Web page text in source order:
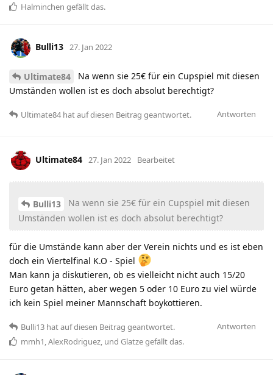
Halminchen gefällt das.
Bulli13 27. Jan 2022
Ultimate84
Na wenn sie 25€ für ein Cupspiel mit diesen
Umständen wollen ist es doch absolut berechtigt?
Antworten
Ultimate84 hatauf diesen Beitrag geantwortet.
Ultimate84 27. Jan 2022 Bearbeitet
Bulli13
Na wenn sie 25€ für ein Cupspiel mit diesen
Umständen wollen ist es doch absolut berechtigt?
für die Umstände kann aber der Verein nichts und es ist eben
doch ein Viertelfinal K.O - Spiel
Man kann ja diskutieren, ob es vielleicht nicht auch 15/20
Euro getan hätten, aber wegen 5 oder 10 Euro zu viel würde
ich kein Spiel meiner Mannschaft boykottieren.
Antworten
Bulli13 hatauf diesen Beitrag geantwortet.
mmh1,AlexRodriguez, und Glatzegefällt das.